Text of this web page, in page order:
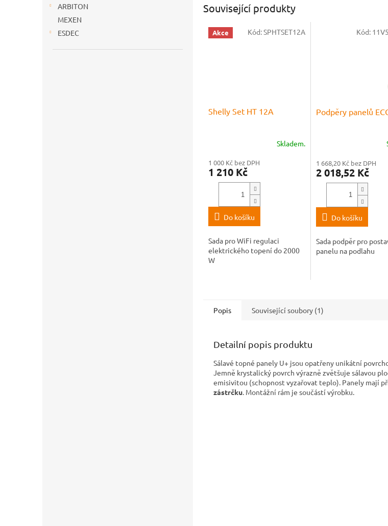
ARBITON
MEXEN
ESDEC
Související produkty
Akce
Shelly Set HT 12A
Skladem.
1 000 Kč bez DPH
1 210 Kč
Do košíku
Sada pro WiFi regulaci
elektrického topení do 2000
W
Kód:SPHTSET12A
Podpěry panelů
1 668,20 Kč bez DPH
2 018,52 Kč
Do košíku
Sada podpěr pro
panelu na podlahu
Kód:
Popis Související soubory (1)
Detailní popis produktu
Sálavé topné panely U+ jsou opatřeny unikátní
Jemně krystalický povrch výrazně zvětšuje sálavou
emisivitou (schopnost vyzařovat teplo). Panely mají
zástrčku. Montážní rám je součástí výrobku.